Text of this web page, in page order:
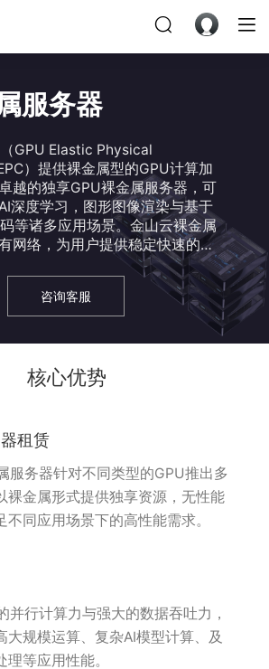
服务器
GPU Elastic Physical
）提供裸金属型的GPU计算加
越的独享GPU裸金属服务器，可
深度学习，图形图像渲染与基于
等诸多应用场景。金山云裸金属
网络，为用户提供稳定快速的计
裸金属服务器管理方式。
咨询客服
核心优势
租赁
服务器针对不同类型的GPU推出多
裸金属形式提供独享资源，无性能
不同应用场景下的高性能需求。
并行计算力与强大的数据吞吐力，
大规模运算、复杂AI模型计算、及
理等应用性能。